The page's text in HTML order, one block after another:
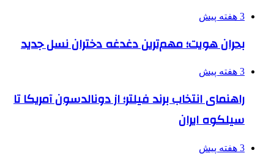
3 هفته پیش
بحران هویت؛ مهم‌ترین دغدغه دختران نسل جدید
3 هفته پیش
راهنمای انتخاب برند فیلتر؛ از دونالدسون آمریکا تا
سیلکوه ایران
3 هفته پیش